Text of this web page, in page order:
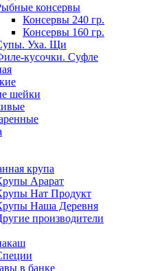
консервы
Консервы 240 гр.
Консервы 160 гр.
Уха. Щи
кусочки. Суфле
шейки
крупа
Арарат
Нат Продукт
Наша Деревня
производители
в банке